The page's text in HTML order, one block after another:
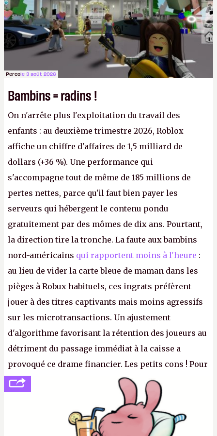
Percole 3 août 2026
Bambins = radins !
On n'arrête plus l'exploitation du travail des
enfants : au deuxième trimestre 2026, Roblox
affiche un chiffre d'affaires de 1,5 milliard de
dollars (+36 %). Une performance qui
s'accompagne tout de même de 185 millions de
pertes nettes, parce qu'il faut bien payer les
serveurs qui hébergent le contenu pondu
gratuitement par des mômes de dix ans. Pourtant,
la direction tire la tronche. La faute aux bambins
nord-américains qui rapportent moins à l'heure :
au lieu de vider la carte bleue de maman dans les
pièges à Robux habituels, ces ingrats préfèrent
jouer à des titres captivants mais moins agressifs
sur les microtransactions. Un ajustement
d'algorithme favorisant la rétention des joueurs au
détriment du passage immédiat à la caisse a
provoqué ce drame financier. Les petits cons ! Pour
se consoler, le PDG David Baszucki peut compter
sur le déblocage du jeu en Russie et l'explosion des
joueurs majeurs (+32 %). L'avenir appartient donc
aux adultes, qui ne sont jamais que des enfants